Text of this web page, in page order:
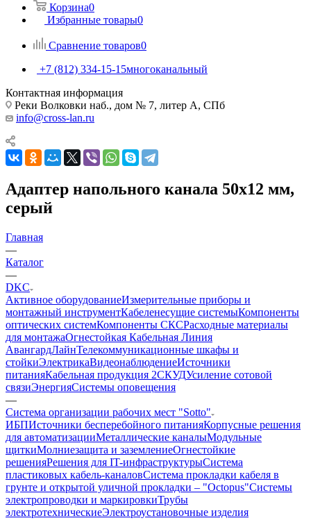
Корзина0
Избранные товары0
Сравнение товаров0
+7 (812) 334-15-15многоканальный
Контактная информация
Реки Волковки наб., дом № 7, литер А, СПб
info@cross-lan.ru
Адаптер напольного канала 50х12 мм,
серый
Главная
—
Каталог
—
DKC
Активное оборудованиеИзмерительные приборы и
монтажный инструментКабеленесущие системыКомпоненты
оптических системКомпоненты СКСРасходные материалы
для монтажаОгнестойкая Кабельная Линия
АвангардЛайнТелекоммуникационные шкафы и
стойкиЭлектрикаВидеонаблюдениеИсточники
питанияКабельная продукция 2СКУДУсиление сотовой
связиЭнергияСистемы оповещения
—
Система организации рабочих мест "Sotto"
ИБПИсточники бесперебойного питанияКорпусные решения
для автоматизацииМеталлические каналыМодульные
щиткиМолниезащита и заземлениеОгнестойкие
решенияРешения для IT-инфраструктурыСистема
пластиковых кабель-каналовСистема прокладки кабеля в
грунте и открытой уличной прокладки – "Octopus"Системы
электропроводки и маркировкиТрубы
электротехническиеЭлектроустановочные изделия